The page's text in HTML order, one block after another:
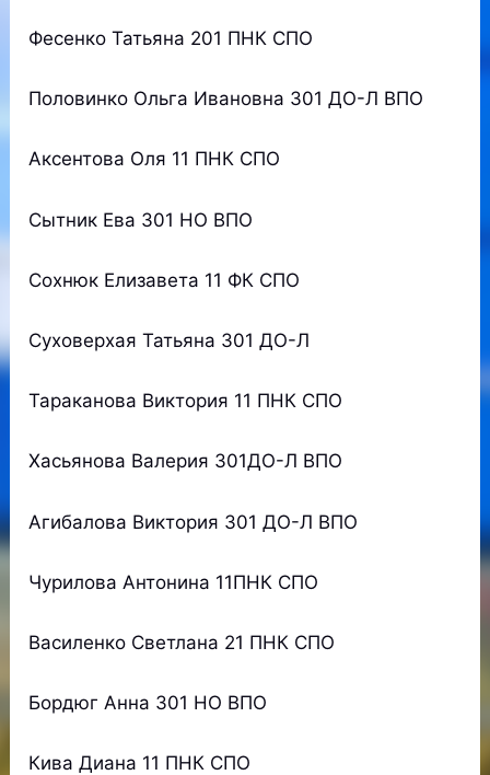
Фесенко Татьяна 201 ПНК СПО
Половинко Ольга Ивановна 301 ДО-Л ВПО
Аксентова Оля 11 ПНК СПО
Сытник Ева 301 НО ВПО
Сохнюк Елизавета 11 ФК СПО
Суховерхая Татьяна 301 ДО-Л
Тараканова Виктория 11 ПНК СПО
Хасьянова Валерия 301ДО-Л ВПО
Агибалова Виктория 301 ДО-Л ВПО
Чурилова Антонина 11ПНК СПО
Василенко Светлана 21 ПНК СПО
Бордюг Анна 301 НО ВПО
Кива Диана 11 ПНК СПО